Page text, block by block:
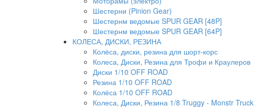
Шестерни (Pinion Gear)
Шестернм ведомые SPUR GEAR [48P]
Шестернм ведомые SPUR GEAR [64P]
КОЛЕСА, ДИСКИ, РЕЗИНА
Колёса, диски, резина для шорт-корс
Колеса, Диски, Резина для Трофи и Краулеров
Диски 1/10 OFF ROAD
Резина 1/10 OFF ROAD
Колёса 1/10 OFF ROAD
Колеса, Диски, Резина 1/8 Truggy - Monstr Truck